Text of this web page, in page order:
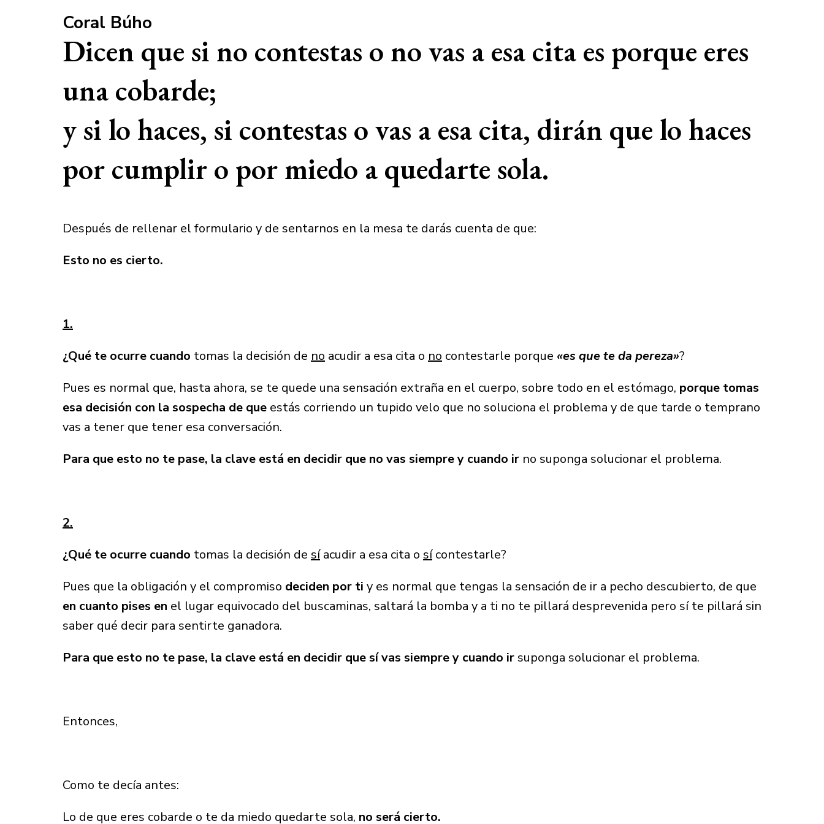
Coral Búho
Dicen que si no contestas o no vas a esa cita es porque eres
una cobarde;
y si lo haces, si contestas o vas a esa cita, dirán que lo haces
por cumplir o por miedo a quedarte sola.
Después de rellenar el formulario y de sentarnos en la mesa te darás cuenta de que:
Esto no es cierto.
1.
¿Qué te ocurre cuando tomas la decisión de no acudir a esa cita o no contestarle porque «es que te da pereza»?
Pues es normal que, hasta ahora, se te quede una sensación extraña en el cuerpo, sobre todo en el estómago, porque tomas
esa decisión con la sospecha de que estás corriendo un tupido velo que no soluciona el problema y de que tarde o temprano
vas a tener que tener esa conversación.
Para que esto no te pase, la clave está en decidir que no vas siempre y cuando ir no suponga solucionar el problema.
2.
¿Qué te ocurre cuando tomas la decisión de síacudir a esa cita o sícontestarle?
Pues que la obligación y el compromiso deciden por ti y es normal que tengas la sensación de ir a pecho descubierto, de que
en cuanto pises en el lugar equivocado del buscaminas, saltará la bomba y a ti no te pillará desprevenida pero sí te pillará sin
saber qué decir para sentirte ganadora.
Para que esto no te pase, la clave está en decidir que sí vas siempre y cuando irsuponga solucionar el problema.
Entonces,
Como te decía antes:
Lo de que eres cobarde o te da miedo quedarte sola, no será cierto.